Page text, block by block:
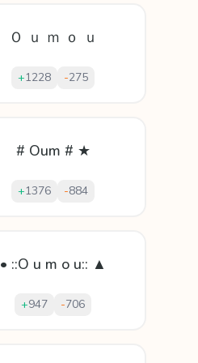
Ｏ ｕ ｍ ｏ ｕ
+1228 -275
# Oum # ★
+1376 -884
• ::O u m o u:: ▲
+947 -706